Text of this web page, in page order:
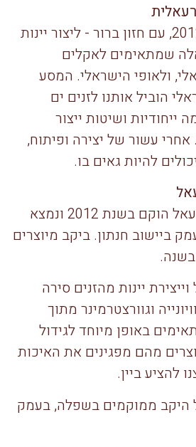
יקב יזרעאל נולד ב-2012, עם חזון ברור - ליצור יינות
שמתאימים לאקלים
ולאופי הישראלי. המסע
הוביל אותנו לזנים ים
ייחודיות ושיטות ייצור
אחרי עשור של יצירה ופיתוח,
להיות גאים בו.
יקב הבוטיק עמק יזרעאל הוקם בשנת 2012 ונמצא
ביישוב חנתון. ביקב מיוצרים
יינות מהזנים סירה
וגוורצטרמינר מתוך
באופן מיוחד לגידול
מהם מפגינים את האיכות
להציע ביין.
היקב ממוקמים בשפלה, בעמק